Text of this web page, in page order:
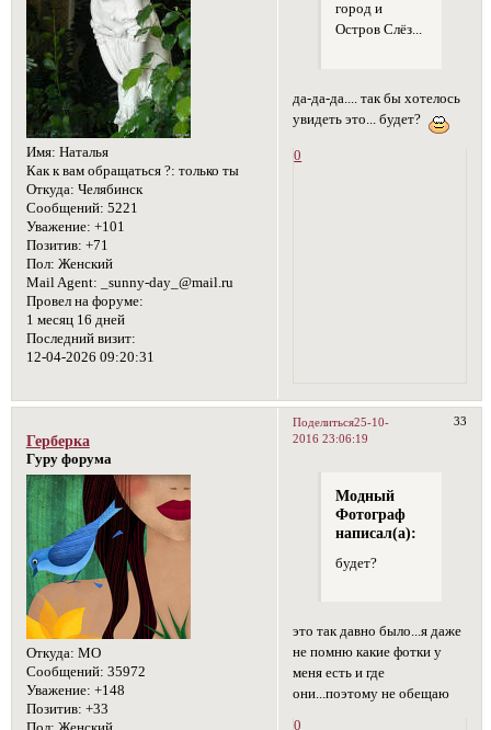
Имя: Наталья
Как к вам обращаться ?: только ты
Откуда: Челябинск
Сообщений: 5221
Уважение: +101
Позитив: +71
Пол: Женский
Mail Agent: _sunny-day_@mail.ru
Провел на форуме:
1 месяц 16 дней
Последний визит:
12-04-2026 09:20:31
город и
Остров Слёз...
да-да-да.... так бы хотелось
увидеть это... будет?
0
Поделиться 33
25-10-
2016 23:06:19
Герберка
Гуру форума
Откуда: МО
Сообщений: 35972
Уважение: +148
Позитив: +33
Модный
Фотограф
написал(а):
будет?
это так давно было...я даже
не помню какие фотки у
меня есть и где
они...поэтому не обещаю
0